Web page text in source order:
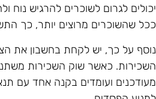
לגרום לשוכרים להרגיש נוח
שהשוכרים מרוצים יותר, כך
על כך, יש לקחת בחשבון את
כאשר שוק השכירות
ועומדים בקנה אחד עם